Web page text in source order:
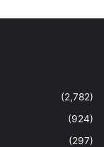
(2,782)
(924)
(297)